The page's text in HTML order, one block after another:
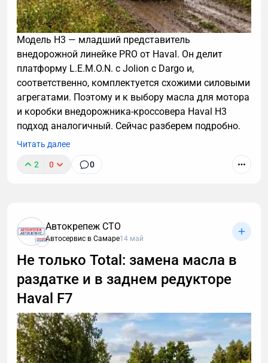
Модель H3 — младший представитель
внедорожной линейке PRO от Haval. Он делит
платформу L.E.M.O.N. с Jolion с Dargo и,
соответственно, комплектуется схожими силовыми
агрегатами. Поэтому и к выбору масла для мотора
и коробки внедорожника-кроссовера Haval H3
подход аналогичный. Сейчас разберем подробно.
Читать далее
2 0 0
Автокрепеж СТО
Автосервис в Самаре14 май
Не только Total: замена масла в
раздатке и в заднем редукторе
Haval F7